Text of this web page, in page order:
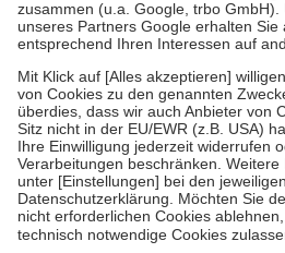
Verordnung.
Um das Engagement der Versicherten
stärken und die besondere Stellung der
fallenkeine Zuzahlungenan bei:
• Kindern und Jugendlichen bis zum
mit Ausnahme der Fahrkosten
• Untersuchungen zur Vorsorge und
GKV getragen werden
• empfohlenen Schutzimpfungen
• Harn- und Blutteststreifen